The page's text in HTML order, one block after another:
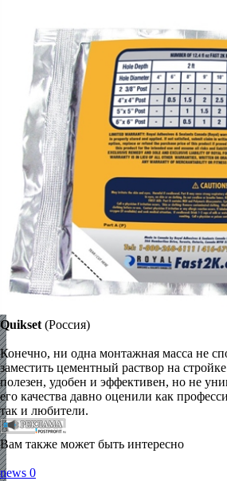
Quikset (Россия)
Конечно, ни одна монтажная масса не
заместить цементный раствор на
полезен, удобен и эффективен, но не
его качества давно оценили как
так и любители.
Вам также может быть интересно
news 0